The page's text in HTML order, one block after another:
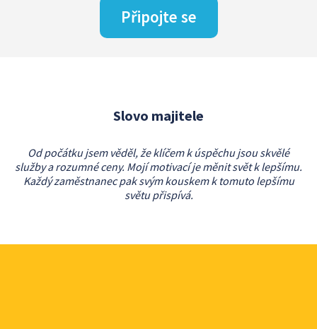
Připojte se
Slovo majitele
Od počátku jsem věděl, že klíčem k úspěchu jsou skvělé
služby a rozumné ceny. Mojí motivací je měnit svět k lepšímu.
Každý zaměstnanec pak svým kouskem k tomuto lepšímu
světu přispívá.